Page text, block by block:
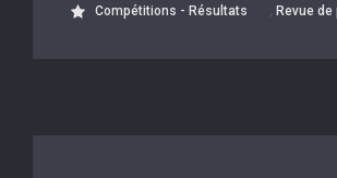
Compétitions - Résultats
, Revue